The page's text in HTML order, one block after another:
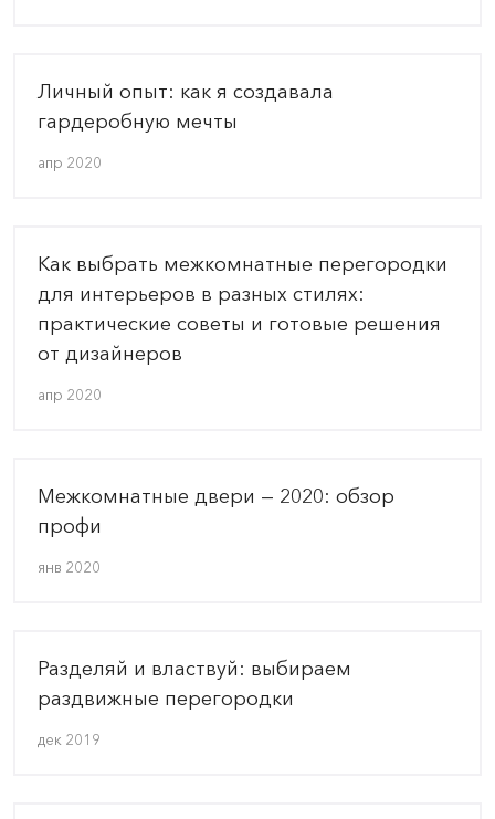
Личный опыт: как я создавала
гардеробную мечты
апр 2020
Как выбрать межкомнатные перегородки
для интерьеров в разных стилях:
практические советы и готовые решения
от дизайнеров
апр 2020
Межкомнатные двери — 2020: обзор
профи
янв 2020
Разделяй и властвуй: выбираем
раздвижные перегородки
дек 2019